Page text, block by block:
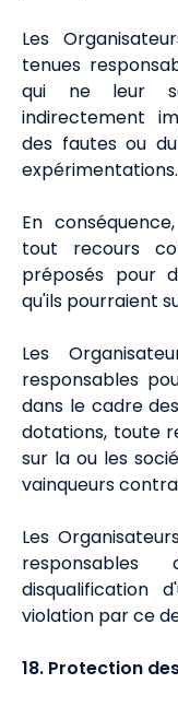
Les
tenues
qui ne leur
indirectement
des fautes ou
expérimentations.
En
tout recours
préposés pour
qu'ils pourraient
Les
responsables
dans le cadre
dotations, toute
sur la ou les
vainqueurs
Les
disqualification
violation par ce
18. Protection